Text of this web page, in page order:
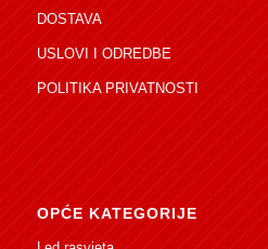
DOSTAVA
USLOVI I ODREDBE
POLITIKA PRIVATNOSTI
OPĆE KATEGORIJE